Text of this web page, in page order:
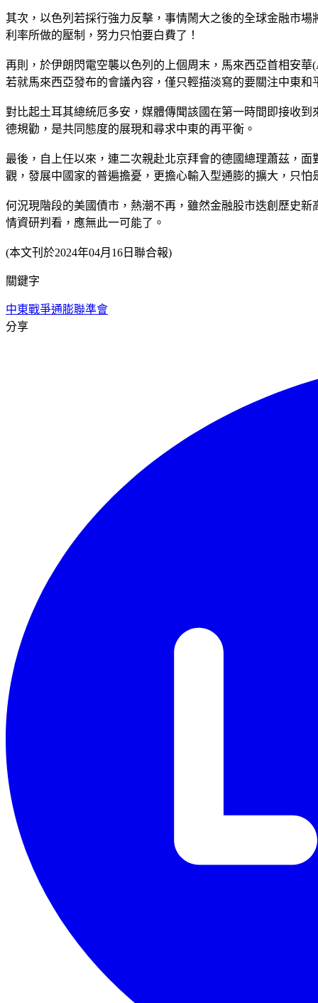
其次，以色列若採行強力反擊，事情鬧大之後的全球金融市
利率所做的壓制，努力只怕要白費了！
再則，於伊朗閃電空襲以色列的上個周末，馬來西亞首相安
若就馬來西亞發布的會議內容，僅只輕描淡寫的要關注中東
對比起土耳其總統厄多安，媒體傳聞該國在第一時間即接收
德規勸，是共同態度的展現和尋求中東的再平衡。
最後，自上任以來，連二次親赴北京拜會的德國總理蕭茲，
觀，發展中國家的普遍擔憂，更擔心輸入型通膨的擴大，只怕
何況現階段的美國債市，熱潮不再，雖然金融股市迭創歷史
情資研判看，應無此一可能了。
(本文刊於2024年04月16日聯合報)
關鍵字
中東戰爭通膨聯準會
分享